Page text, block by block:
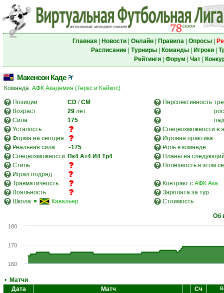
Главная| Новости| Онлайн| Правила| Опросы|
Расписание| Турниры| Команды| Игроки|
Рейтинги| Форум Чат|
Макенсон Каде
Команда: АФК Академия (Теркс и Кайкос)
Позиции
CD /CM Перспективность
Возраст
29 лет
Сила
175
Усталость
Спецвозможности в
Форма на сегодня
Игровая практика
Реальная сила
~175
Роль в команде
Спецвозможности Пк4 Ат4 И4 Тр4
Планы на
Стиль
Полезность в этом
Играл подряд
Травматичность
Контракт с АФК Ака...
Лояльность
Зарплата за тур
Школа:
Кавальер Стоимость
Об
160
170
180
• Матчи
Дата
Матч Сч